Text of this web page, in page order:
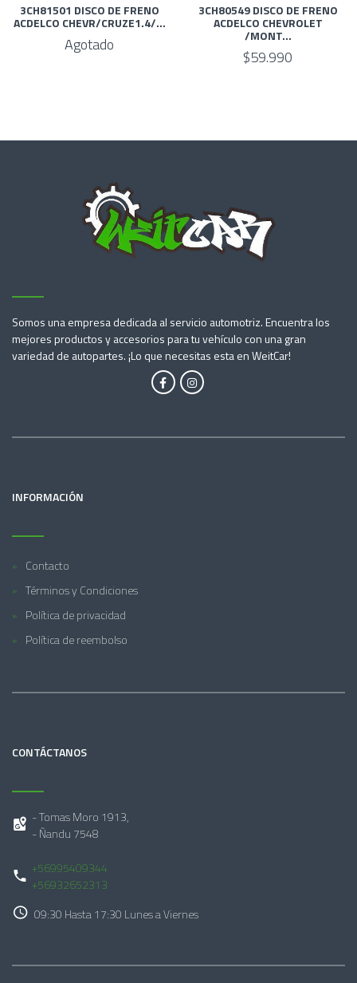
3CH81501 DISCO DE FRENO
ACDELCO CHEVR/CRUZE1.4/...
Agotado
3CH80549 DISCO DE FRENO
ACDELCO CHEVROLET
/MONT...
$59.990
Somos una empresa dedicada al servicio automotriz. Encuentra los
mejores productos y accesorios para tu vehículo con una gran
variedad de autopartes. ¡Lo que necesitas esta en WeitCar!
INFORMACIÓN
Contacto
Términos y Condiciones
Política de privacidad
Política de reembolso
CONTÁCTANOS
- Tomas Moro 1913,
- Ñandu 7548
+56995409344
+56932652313
09:30 Hasta 17:30 Lunes a Viernes